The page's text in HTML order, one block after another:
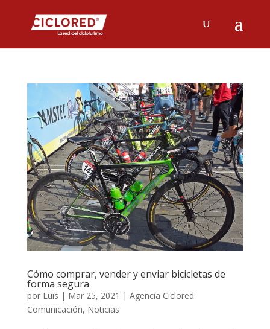
Cómo comprar, vender y enviar bicicletas de
forma segura
por Luis | Mar 25, 2021 | Agencia Ciclored
Comunicación, Noticias